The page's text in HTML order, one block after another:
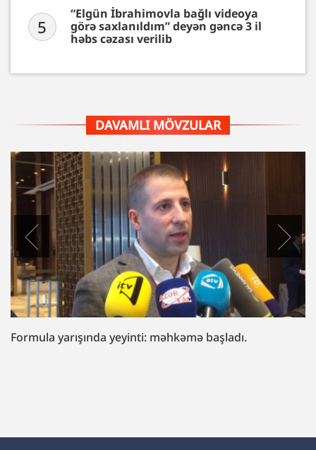
5
“Elgün İbrahimovla bağlı videoya
görə saxlanıldım” deyən gəncə 3 il
həbs cəzası verilib
DAVAMLI MÖVZULAR
“Fazil Mustafaya sui-qəsd işi”ndə müttəhim: